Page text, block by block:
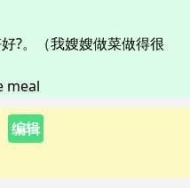
?。（我嫂嫂做菜做得很
meal
编辑